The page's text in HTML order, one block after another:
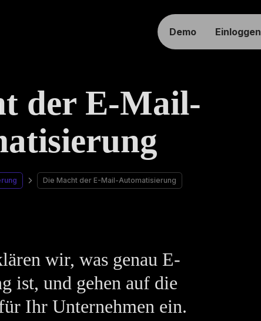
Demo Einloggen
der E-Mail-
Die Macht der E-Mail-Automatisierung
wir, was genau E-
ist, und gehen auf die
Ihr Unternehmen ein.